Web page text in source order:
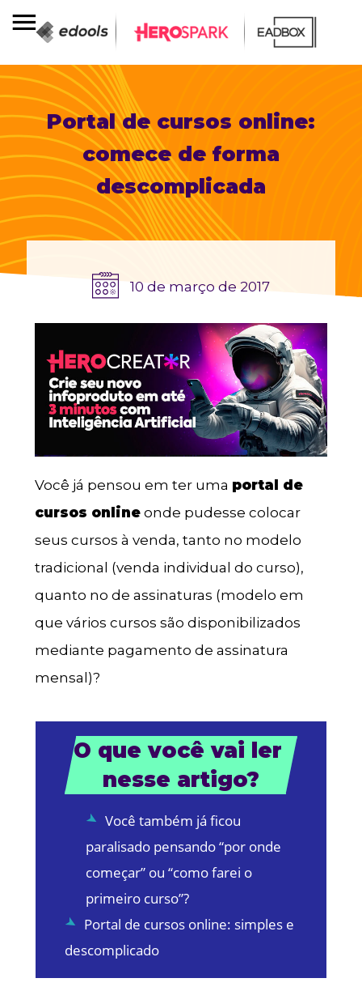
Portal de cursos online:
comece de forma
descomplicada
10 de março de 2017
Você já pensou em ter uma portal de
cursos onlineonde pudesse colocar
seus cursos à venda, tanto no modelo
tradicional (venda individual do curso),
quanto no de assinaturas (modelo em
que vários cursos são disponibilizados
mediante pagamento de assinatura
mensal)?
O que você vai ler
nesse artigo?
Você também já ficou
paralisado pensando “por onde
começar” ou “como farei o
primeiro curso”?
Portal de cursos online: simples e
descomplicado